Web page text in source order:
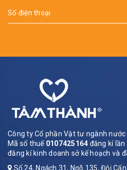
Công ty Cổ phần Vật tư ngành
Mã số thuế 0107425164 đăng kí
đăng kí kinh doanh sở kế hoạch và
Số 24, Ngách 31, Ngõ 135, Đội